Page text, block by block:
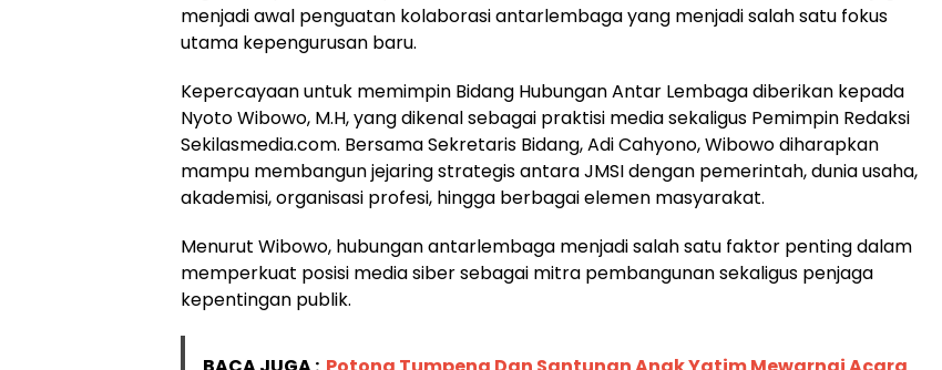
menjadi awal penguatan kolaborasi antarlembaga yang menjadi salah satu fokus
utama kepengurusan baru.
Kepercayaan untuk memimpin Bidang Hubungan Antar Lembaga diberikan kepada
Nyoto Wibowo, M.H, yang dikenal sebagai praktisi media sekaligus Pemimpin Redaksi
Sekilasmedia.com. Bersama Sekretaris Bidang, Adi Cahyono, Wibowo diharapkan
mampu membangun jejaring strategis antara JMSI dengan pemerintah, dunia usaha,
akademisi, organisasi profesi, hingga berbagai elemen masyarakat.
Menurut Wibowo, hubungan antarlembaga menjadi salah satu faktor penting dalam
memperkuat posisi media siber sebagai mitra pembangunan sekaligus penjaga
kepentingan publik.